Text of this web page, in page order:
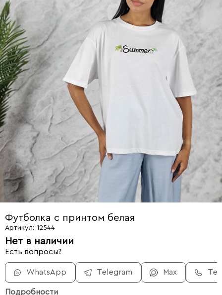
Футболка с принтом белая
Артикул: 12544
Нет в наличии
Есть вопросы?
WhatsApp Telegram Max
Подробности